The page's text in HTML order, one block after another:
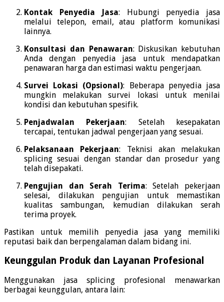
Kontak Penyedia Jasa: Hubungi penyedia jasa
melalui telepon, email, atau platform komunikasi
lainnya.
Konsultasi dan Penawaran: Diskusikan kebutuhan
Anda dengan penyedia jasa untuk mendapatkan
penawaran harga dan estimasi waktu pengerjaan.
Survei Lokasi (Opsional): Beberapa penyedia jasa
mungkin melakukan survei lokasi untuk menilai
kondisi dan kebutuhan spesifik.
Penjadwalan Pekerjaan: Setelah kesepakatan
tercapai, tentukan jadwal pengerjaan yang sesuai.
Pelaksanaan Pekerjaan: Teknisi akan melakukan
splicing sesuai dengan standar dan prosedur yang
telah disepakati.
Pengujian dan Serah Terima:Setelah pekerjaan
selesai, dilakukan pengujian untuk memastikan
kualitas sambungan, kemudian dilakukan serah
terima proyek.
Pastikan untuk memilih penyedia jasa yang memiliki
reputasi baik dan berpengalaman dalam bidang ini.
Keunggulan Produk dan Layanan Profesional
Menggunakan jasa splicing profesional menawarkan
berbagai keunggulan, antara lain: